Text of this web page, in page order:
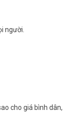
người.
cho giá bình dân,